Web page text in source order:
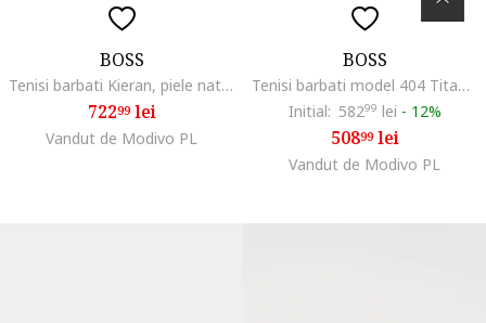
BOSS
Tenisi barbati Kieran, piele naturala, alb
72299lei
Vandut de Modivo PL
BOSS
Tenisi barbati model 404 Titanium, textil, negru
Initial: 58299 lei - 12%
50899lei
Vandut de Modivo PL